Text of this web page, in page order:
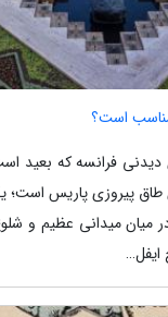
مناسب است؟
فرانسه که بعید
طاق پیروزی پاریس
50 متری، در میان میدانی
ایفل…